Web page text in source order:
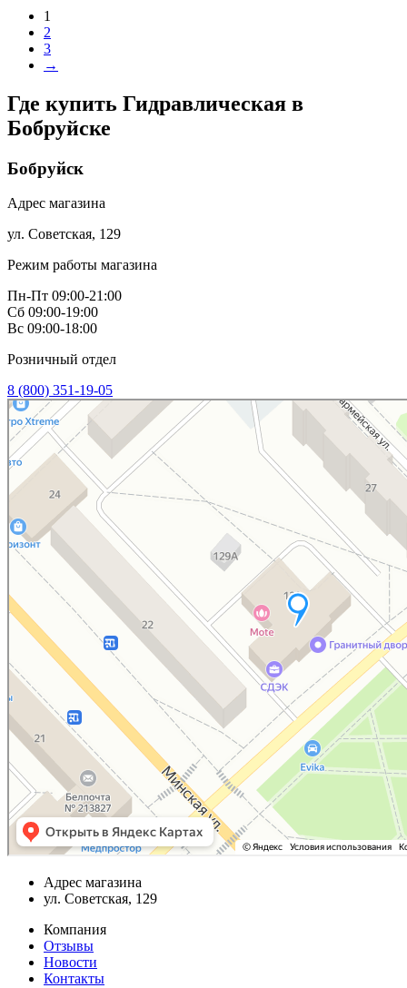
1
2
3
→
Где купить Гидравлическая в
Бобруйске
Бобруйск
Адрес магазина
ул. Советская, 129
Режим работы магазина
Пн-Пт 09:00-21:00
Сб 09:00-19:00
Вс 09:00-18:00
Розничный отдел
8 (800) 351-19-05
Адрес магазина
ул. Советская, 129
Компания
Отзывы
Новости
Контакты